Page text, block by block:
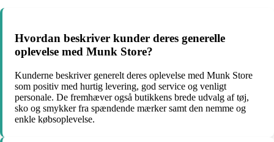
Hvordan beskriver kunder deres generelle
oplevelse med Munk Store?
Kunderne beskriver generelt deres oplevelse med Munk Store
som positiv med hurtig levering, god service og venligt
personale. De fremhæver også butikkens brede udvalg af tøj,
sko og smykker fra spændende mærker samt den nemme og
enkle købsoplevelse.